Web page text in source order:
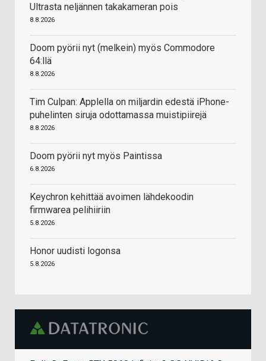
Ultrasta neljännen takakameran pois
8.8.2026
Doom pyörii nyt (melkein) myös Commodore
64:llä
8.8.2026
Tim Culpan: Applella on miljardin edestä iPhone-
puhelinten siruja odottamassa muistipiirejä
8.8.2026
Doom pyörii nyt myös Paintissa
6.8.2026
Keychron kehittää avoimen lähdekoodin
firmwarea pelihiiriin
5.8.2026
Honor uudisti logonsa
5.8.2026